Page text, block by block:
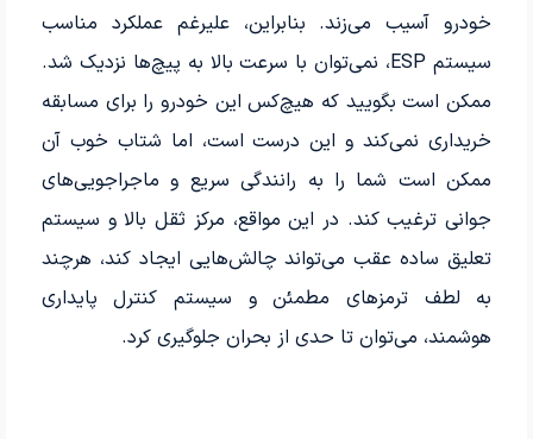
خودرو آسیب می‌زند. بنابراین، علیرغم عملکرد مناسب
سیستم ESP، نمی‌توان با سرعت بالا به پیچ‌ها نزدیک شد.
ممکن است بگویید که هیچ‌کس این خودرو را برای مسابقه
خریداری نمی‌کند و این درست است، اما شتاب خوب آن
ممکن است شما را به رانندگی سریع و ماجراجویی‌های
جوانی ترغیب کند. در این مواقع، مرکز ثقل بالا و سیستم
تعلیق ساده عقب می‌تواند چالش‌هایی ایجاد کند، هرچند
به لطف ترمزهای مطمئن و سیستم کنترل پایداری
هوشمند، می‌توان تا حدی از بحران جلوگیری کرد.